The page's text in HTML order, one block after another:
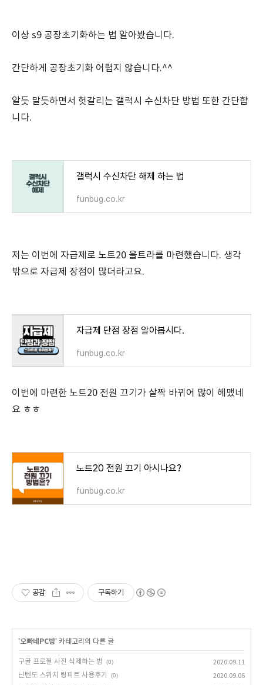
이상 s9 공장초기화하는 법 알아봤습니다.
간단하게 공장초기화 어렵지 않습니다.^^
알듯 말듯하면서 헛갈리는 갤럭시 수신차단 방법 또한 간단합
니다.
갤럭시 수신차단 해제 하는 법
funbug.co.kr
저는 이번에 자급제로 노트20 울트라를 마련했습니다. 생각
밖으로 자급제 장점이 많더라고요.
자급제 단점 장점 알아봅시다.
funbug.co.kr
이번에 마련한 노트20 전원 끄기가 살짝 바뀌어 많이 헤맸네
요 ㅎㅎ
노트20 전원 끄기 아시나요?
funbug.co.kr
공감 구독하기
'오빠네PC방' 카테고리의 다른 글
구글 프로필 사진 삭제하는 법 (0)
2020.09.11
닌텐도 스위치 링피트 사용후기
(0)
2020.09.06